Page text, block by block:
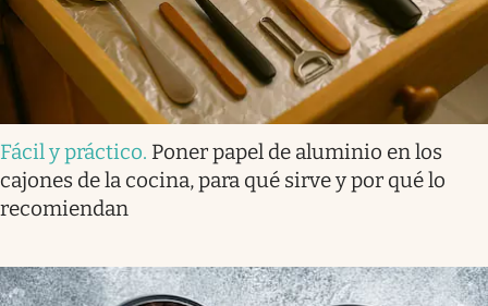
Fácil y práctico. Poner papel de aluminio en los
cajones de la cocina, para qué sirve y por qué lo
recomiendan